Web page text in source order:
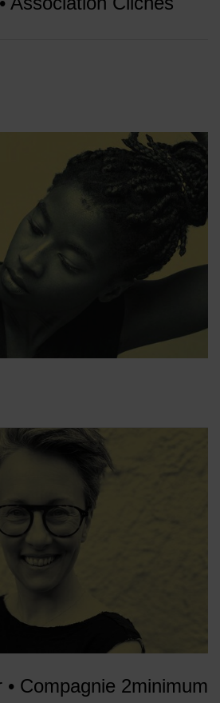
• Compagnie 2minimum